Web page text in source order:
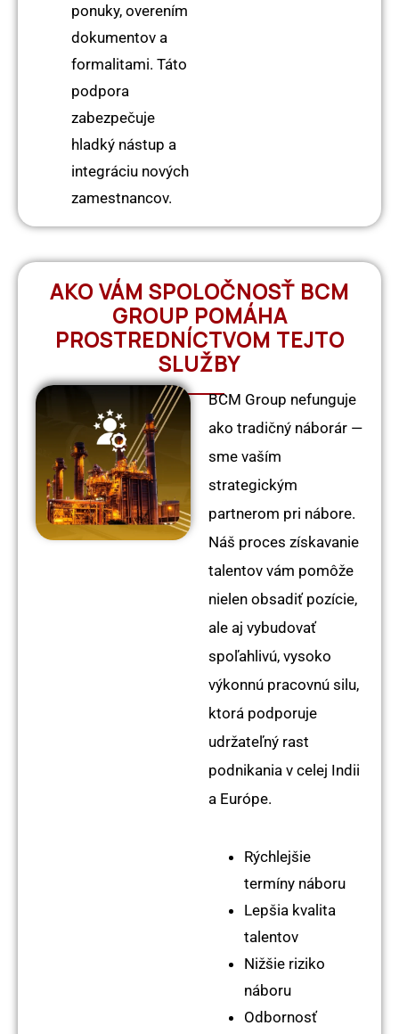
ponuky, overením
dokumentov a
formalitami. Táto
podpora
zabezpečuje
hladký nástup a
integráciu nových
zamestnancov.
AKO VÁM SPOLOČNOSŤ BCM
GROUP POMÁHA
PROSTREDNÍCTVOM TEJTO
SLUŽBY
BCM Group nefunguje
ako tradičný náborár —
sme vaším
strategickým
partnerom pri nábore.
Náš proces získavanie
talentov vám pomôže
nielen obsadiť pozície,
ale aj vybudovať
spoľahlivú, vysoko
výkonnú pracovnú silu,
ktorá podporuje
udržateľný rast
podnikania v celej Indii
a Európe.
Rýchlejšie
termíny náboru
Lepšia kvalita
talentov
Nižšie riziko
náboru
Odbornosť